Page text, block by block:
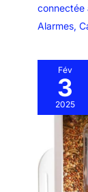
connectée
Alarmes,
Fév
3
2025